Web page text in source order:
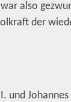
also
der
und